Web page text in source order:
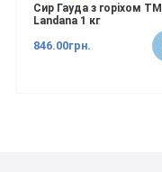
Сир Гауда з горiхом ТМ
Landana 1 кг
846.00грн.